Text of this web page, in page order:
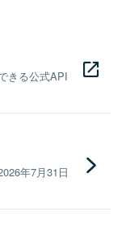
きる公式API
年7月31日